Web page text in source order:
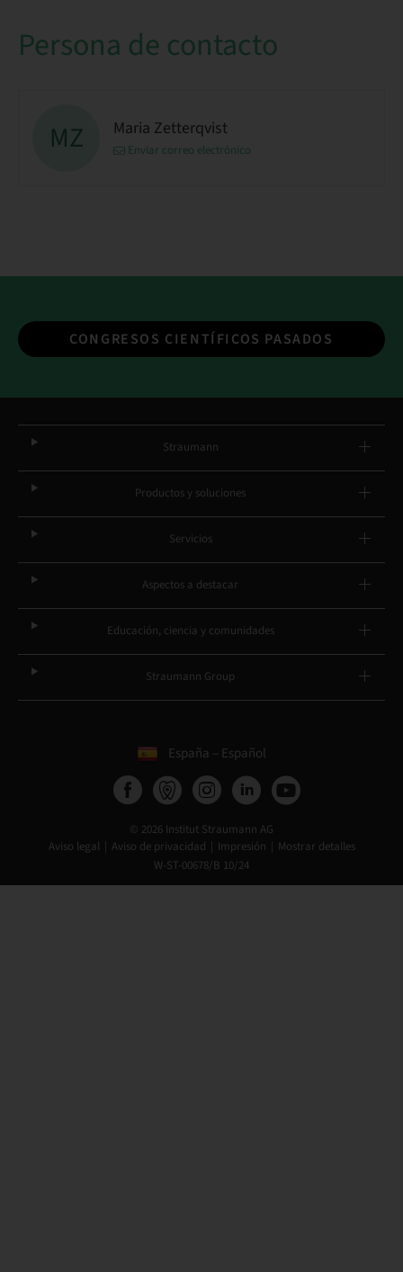
Persona de contacto
MZ Maria Zetterqvist
Enviar correo electrónico
CONGRESOS CIENTÍFICOS PASADOS
Straumann
Productos y soluciones
Servicios
Aspectos a destacar
Educación, ciencia y comunidades
Straumann Group
España – Español
© 2026 Institut Straumann AG
Aviso legal
Aviso de privacidad Impresión
Mostrar detalles
W-ST-00678/B 10/24